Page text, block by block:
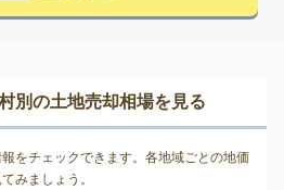
別の土地売却相場を見る
をチェックできます。各地域ごとの地価
みましょう。